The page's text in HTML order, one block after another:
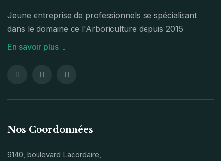
Jeune entreprise de professionnels se spécialisant
dans le domaine de l'Arboriculture depuis 2015.
En savoir plus
Nos Coordonnées
9140, boulevard Lacordaire,